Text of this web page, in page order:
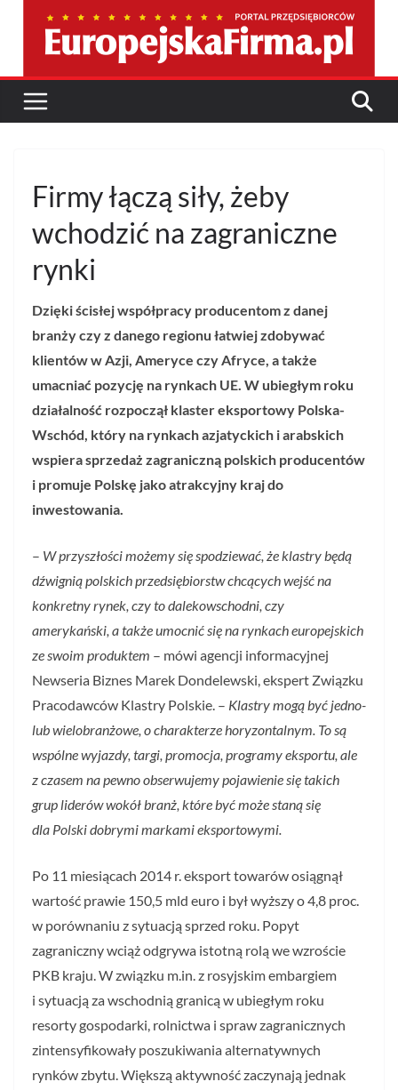
Firmy łączą siły, żeby
wchodzić na zagraniczne
rynki
Dzięki ścisłej współpracy producentom z danej
branży czy z danego regionu łatwiej zdobywać
klientów w Azji, Ameryce czy Afryce, a także
umacniać pozycję na rynkach UE. W ubiegłym roku
działalność rozpoczął klaster eksportowy Polska-
Wschód, który na rynkach azjatyckich i arabskich
wspiera sprzedaż zagraniczną polskich producentów
i promuje Polskę jako atrakcyjny kraj do
inwestowania.
– W przyszłości możemy się spodziewać, że klastry będą
dźwignią polskich przedsiębiorstw chcących wejść na
konkretny rynek, czy to dalekowschodni, czy
amerykański, a także umocnić się na rynkach europejskich
ze swoim produktem – mówi agencji informacyjnej
Newseria Biznes Marek Dondelewski, ekspert Związku
Pracodawców Klastry Polskie. – Klastry mogą być jedno-
lub wielobranżowe, o charakterze horyzontalnym. To są
wspólne wyjazdy, targi, promocja, programy eksportu, ale
z czasem na pewno obserwujemy pojawienie się takich
grup liderów wokół branż, które być może staną się
dla Polski dobrymi markami eksportowymi.
Po 11 miesiącach 2014 r. eksport towarów osiągnął
wartość prawie 150,5 mld euro i był wyższy o 4,8 proc.
w porównaniu z sytuacją sprzed roku. Popyt
zagraniczny wciąż odgrywa istotną rolą we wzroście
PKB kraju. W związku m.in. z rosyjskim embargiem
i sytuacją za wschodnią granicą w ubiegłym roku
resorty gospodarki, rolnictwa i spraw zagranicznych
zintensyfikowały poszukiwania alternatywnych
rynków zbytu. Większą aktywność zaczynają jednak